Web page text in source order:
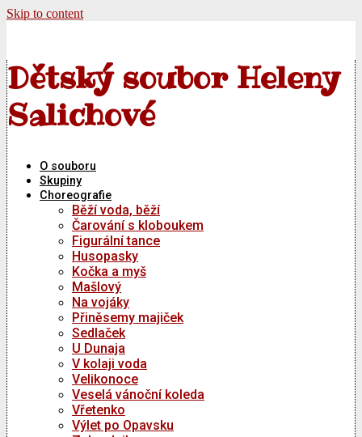
Skip to content
Dětský soubor Heleny
Salichové
O souboru
Skupiny
Choreografie
Běží voda, běží
Čarování s kloboukem
Figurální tance
Husopasky
Kočka a myš
Mašlový
Na vojáky
Přiněsemy majiček
Sedlaček
U Dunaja
V kolaji voda
Velikonoce
Veselá vánoční koleda
Vřetenko
Výlet po Opavsku